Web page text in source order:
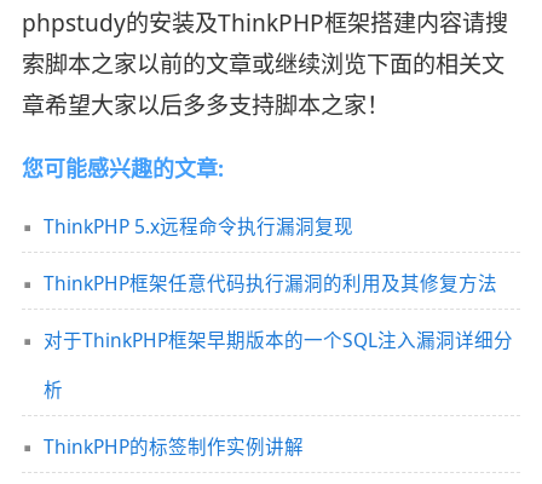
phpstudy的安装及ThinkPHP框架搭建内容请搜
索脚本之家以前的文章或继续浏览下面的相关文
章希望大家以后多多支持脚本之家！
您可能感兴趣的文章:
ThinkPHP 5.x远程命令执行漏洞复现
ThinkPHP框架任意代码执行漏洞的利用及其修复方法
对于ThinkPHP框架早期版本的一个SQL注入漏洞详细分
析
ThinkPHP的标签制作实例讲解